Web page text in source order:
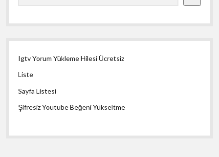
Igtv Yorum Yükleme Hilesi Ücretsiz
Liste
Sayfa Listesi
Şifresiz Youtube Beğeni Yükseltme